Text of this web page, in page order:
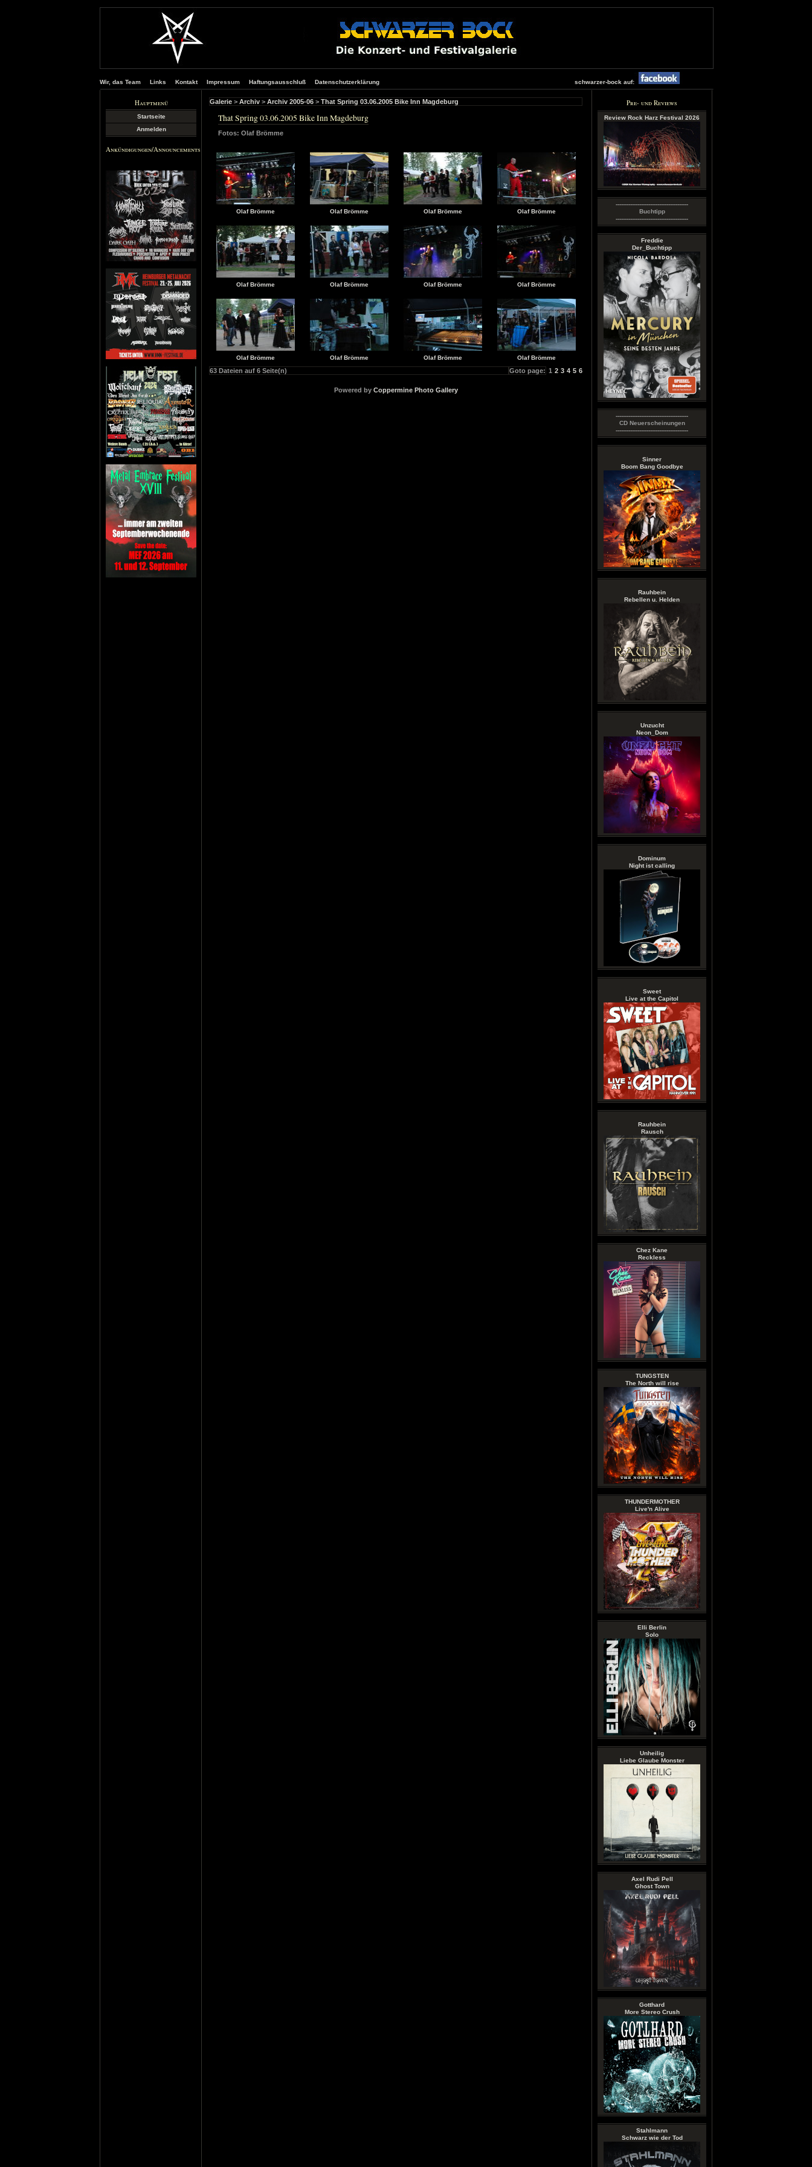
Wir, das Team Links Kontakt Impressum Haftungsausschluß Datenschutzerklärung schwarzer-bock auf:
Hauptmenü
Startseite
Anmelden
Ankündigungen/Announcements
Pre- und Reviews
Review Rock Harz Festival 2026
----------------------------------------
Buchtipp
----------------------------------------
Freddie
Der_Buchtipp
----------------------------------------
CD Neuerscheinungen
----------------------------------------
Sinner
Boom Bang Goodbye
Rauhbein
Rebellen u. Helden
Unzucht
Neon_Dom
Dominum
Night ist calling
Sweet
Live at the Capitol
Rauhbein
Rausch
Chez Kane
Reckless
TUNGSTEN
The North will rise
THUNDERMOTHER
Live'n Alive
Elli Berlin
Solo
Unheilig
Liebe Glaube Monster
Axel Rudi Pell
Ghost Town
Gotthard
More Stereo Crush
Stahlmann
Schwarz wie der Tod
Galerie > Archiv > Archiv 2005-06 > That Spring 03.06.2005 Bike Inn Magdeburg
That Spring 03.06.2005 Bike Inn Magdeburg
Fotos: Olaf Brömme
Olaf Brömme Olaf Brömme Olaf Brömme Olaf Brömme
Olaf Brömme Olaf Brömme Olaf Brömme Olaf Brömme
Olaf Brömme Olaf Brömme Olaf Brömme Olaf Brömme
63 Dateien auf 6 Seite(n) Goto page: 1 2 3 4 5 6
Powered by Coppermine Photo Gallery